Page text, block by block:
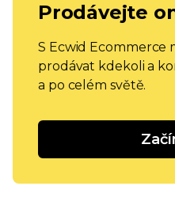
Prodávejte
S Ecwid Ecommerce
prodávat kdekoli a
a po celém světě.